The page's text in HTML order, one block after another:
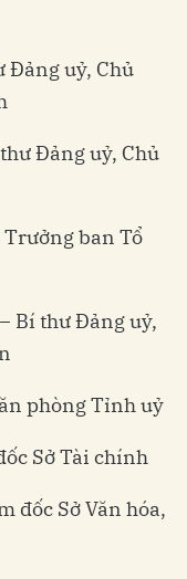
Đảng uỷ, Chủ
Đảng uỷ, Chủ
Trưởng ban Tổ
Bí thư Đảng uỷ,
phòng Tỉnh uỷ
Sở Tài chính
đốc Sở Văn hóa,